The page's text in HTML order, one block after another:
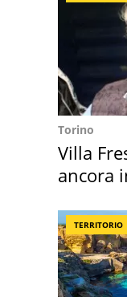
Torino
Villa
ancora
TERRITORIO